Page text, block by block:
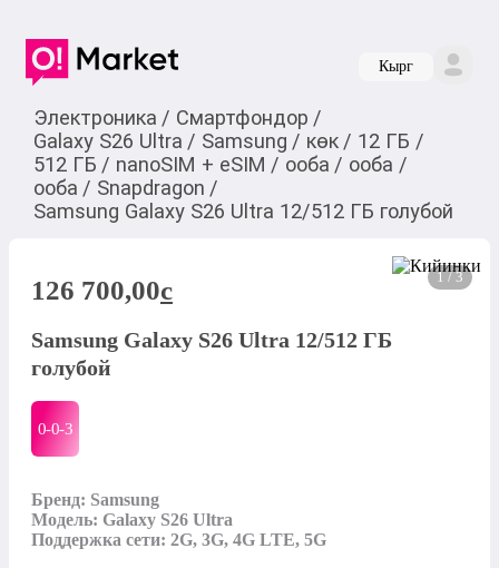
Кырг
Электроника / Смартфондор /
Galaxy S26 Ultra / Samsung / көк / 12 ГБ /
512 ГБ / nanoSIM + eSIM / ооба / ооба /
ооба / Snapdragon /
Samsung Galaxy S26 Ultra 12/512 ГБ голубой
1 / 3
126 700,00c
Samsung Galaxy S26 Ultra 12/512 ГБ
голубой
0-0-3
Бренд: Samsung
Модель: Galaxy S26 Ultra
Поддержка сети: 2G, 3G, 4G LTE, 5G